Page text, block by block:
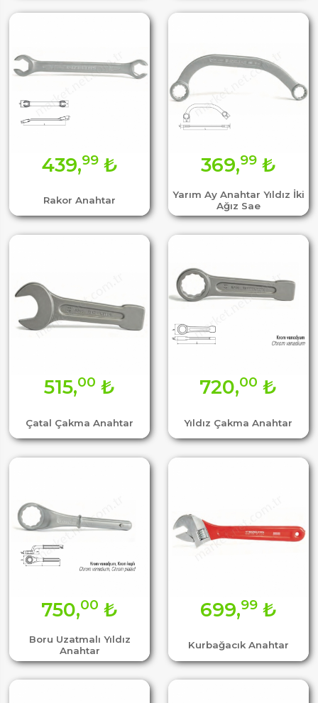
Rakor Anahtar
439,99₺
Yarım Ay Anahtar Yıldız İki
Ağız Sae
369,99₺
Çatal Çakma Anahtar
515,00 ₺
Yıldız Çakma Anahtar
720,00 ₺
Boru Uzatmalı Yıldız
Anahtar
750,00 ₺
Kurbağacık Anahtar
699,99₺